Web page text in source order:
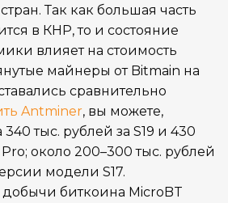
Так как большая часть
в КНР, то и состояние
влияет на стоимость
майнеры от Bitmain на
сравнительно
Antminer, вы можете,
тыс. рублей за S19 и 430
Pro; около 200–300 тыс. рублей
модели S17.
биткоина MicroBT